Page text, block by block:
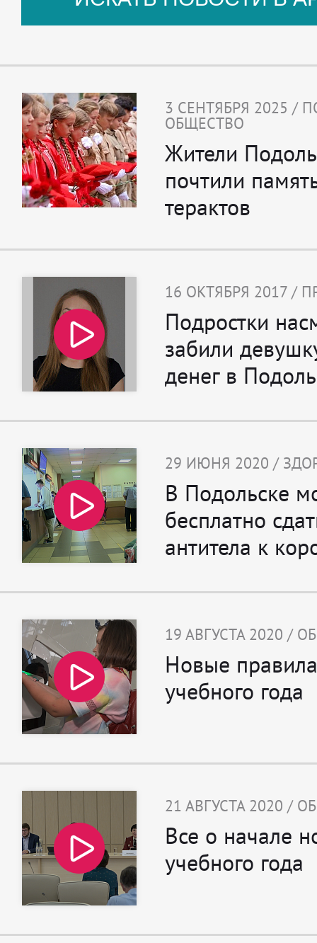
3 СЕНТЯБРЯ 2025 /
ОБЩЕСТВО
Жители
почтили
терактов
16 ОКТЯБРЯ 2017 /
Подростки
забили
денег в
29 ИЮНЯ 2020 /
В Подольске
бесплатно
антитела к
19 АВГУСТА 2020 /
Новые
учебного года
21 АВГУСТА 2020 /
Все о начале
учебного года